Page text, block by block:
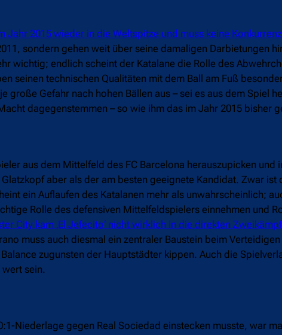
2015 wieder in die Weltspitze und muss keine
sondern gehen weit über seine damaligen Darbietungen
wichtig; endlich scheint der Katalane die Rolle des
seinen technischen Qualitäten mit dem Ball am Fuß
große Gefahr nach hohen Bällen aus – sei es aus dem Spiel
dagegenstemmen – so wie ihm das im Jahr 2015 bisher
aus dem Mittelfeld des FC Barcelona herauszupicken und in
aber als der am besten geeignete Kandidat. Zwar ist
ein Auflaufen des Katalanen mehr als unwahrscheinlich;
Rolle des defensiven Mittelfeldspielers einnehmen und
City kam ‚El Jefecito‘ nicht wirklich in die direkten
muss auch diesmal ein zentraler Baustein beim
zugunsten der Hauptstädter kippen. Auch die
sein.
Niederlage gegen Real Sociedad einstecken musste, war